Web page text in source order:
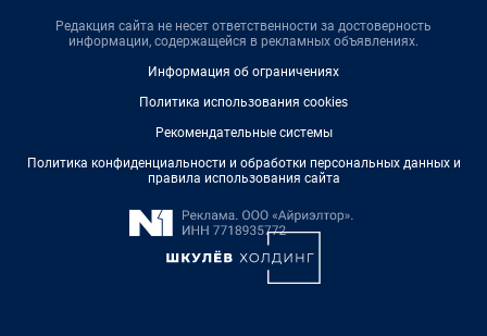
Редакция сайта не несет ответственности за достоверность
информации, содержащейся в рекламных объявлениях.
Информация об ограничениях
Политика использования cookies
Рекомендательные системы
Политика конфиденциальности и обработки персональных данных и
правила использования сайта